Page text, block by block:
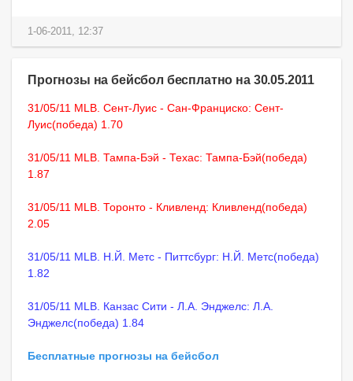
1-06-2011, 12:37
Прогнозы на бейсбол бесплатно на 30.05.2011
31/05/11 MLB. Сент-Луис - Сан-Франциско: Сент-
Луис(победа) 1.70
31/05/11 MLB. Тампа-Бэй - Техас: Тампа-Бэй(победа)
1.87
31/05/11 MLB. Торонто - Кливленд: Кливленд(победа)
2.05
31/05/11 MLB. Н.Й. Метс - Питтсбург: Н.Й. Метс(победа)
1.82
31/05/11 MLB. Канзас Сити - Л.А. Энджелс: Л.А.
Энджелс(победа) 1.84
Бесплатные прогнозы на бейсбол